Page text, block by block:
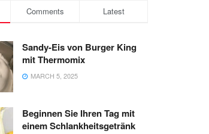
Comments Latest
Sandy-Eis von Burger King
mit Thermomix
MARCH 5, 2025
Beginnen Sie Ihren Tag mit
einem Schlankheitsgetränk